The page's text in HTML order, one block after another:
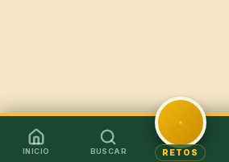
INICIO BUSCAR RETOS